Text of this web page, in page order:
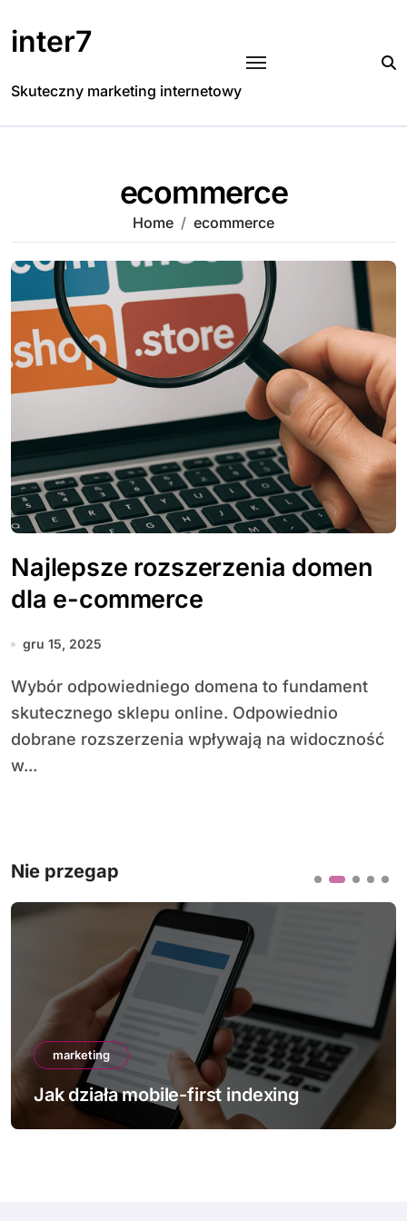
to
content
inter7
Skuteczny marketing internetowy
ecommerce
Home ecommerce
Najlepsze rozszerzenia domen
dla e-commerce
gru 15, 2025
Wybór odpowiedniego domena to fundament
skutecznego sklepu online. Odpowiednio
dobrane rozszerzenia wpływają na widoczność
w...
Nie przegap
marketing
Jak działa mobile-first indexing